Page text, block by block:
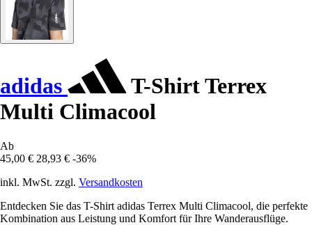
adidas
T-Shirt Terrex
Multi Climacool
Ab
45,00 € 28,93 € -36%
inkl. MwSt. zzgl. Versandkosten
Entdecken Sie das T-Shirt adidas Terrex Multi Climacool, die perfekte
Kombination aus Leistung und Komfort für Ihre Wanderausflüge.